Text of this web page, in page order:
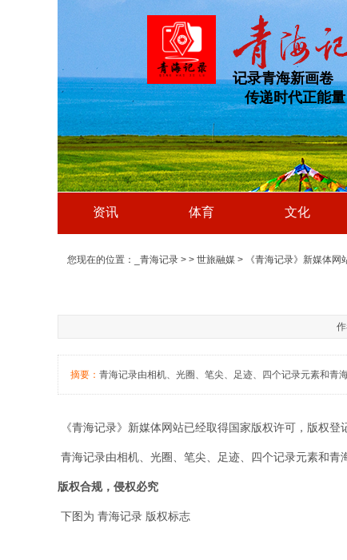
资讯 体育 文化
记录青海新画卷
传递时代正能量
摘要： 青海记录由相机、光圈、笔尖、足迹、四个记录元素和青
《青海记录》 新媒体网站已经取得国家版权许可，版权登
青海记录由相机、光圈、笔尖、足迹、四个记录元素和青
版权合规，侵权必究
下图为 青海记录 版权标志
您现在的位置： _青海记录 > > 世旅融媒 > 《青海记录》新媒体网